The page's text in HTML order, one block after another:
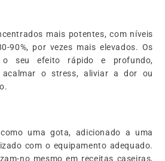
mais potentes, com níveis
90%, por vezes mais elevados. Os
o seu efeito rápido e profundo,
acalmar o stress, aliviar a dor ou
uma gota, adicionado a uma
com o equipamento adequado.
no mesmo em receitas caseiras,